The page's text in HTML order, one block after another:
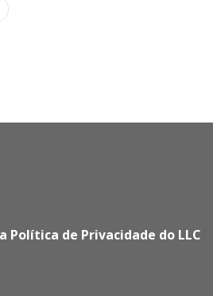
Política de Privacidade do LLC